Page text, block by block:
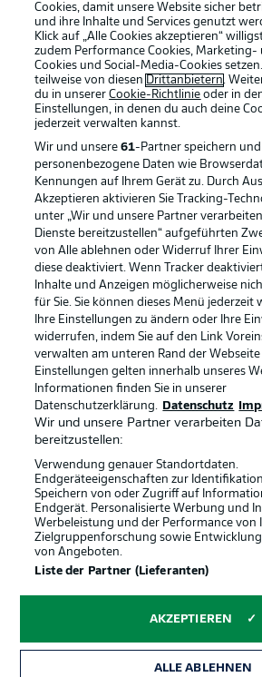
Rechtliche Hinweise
Datenschutz
Broadcaster
Jobs
Partner Spieler
Liveticker
© 2026 Bundesliga-Gruppe
Sprachauswahl
Cookies, damit unsere Website sicher
und ihre Inhalte und Services genutzt
Klick auf „Alle Cookies akzeptieren“
zudem Performance Cookies, Marketing-
Cookies und Social-Media-Cookies
teilweise von diesen Drittanbietern.
du in unsererCookie-Richtlinie oder in
Einstellungen, in denen du auch deine
jederzeit verwalten kannst.
Wir und unsere61-Partner speichern
personenbezogene Daten wie
Kennungen auf Ihrem Gerät zu. Durch
Akzeptieren aktivieren Sie Tracking-
unter „Wir und unsere Partner
Dienste bereitzustellen“ aufgeführten
von Alle ablehnen oder Widerruf Ihrer
diese deaktiviert. Wenn Tracker
Inhalte und Anzeigen möglicherweise
für Sie. Sie können dieses Menü jederzeit
Ihre Einstellungen zu ändern oder Ihre
widerrufen, indem Sie auf den Link
verwalten am unteren Rand der Webseite
Einstellungen gelten innerhalb unseres
Informationen finden Sie in unserer
Datenschutzerklärung.
Datenschutz
Wir und unsere Partner verarbeiten
bereitzustellen:
Verwendung genauer Standortdaten.
Endgeräteeigenschaften zur
Speichern von oder Zugriff auf
Endgerät. Personalisierte Werbung und
Werbeleistung und der Performance von
Zielgruppenforschung sowie
von Angeboten.
Liste der Partner (Lieferanten)
AKZEPTIEREN
ALLE ABLEHNEN